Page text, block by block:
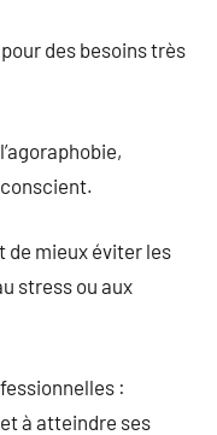
des besoins très
de mieux éviter les
stress ou aux
:
à atteindre ses